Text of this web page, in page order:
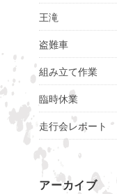
王滝
盗難車
組み立て作業
臨時休業
走行会レポート
アーカイブ